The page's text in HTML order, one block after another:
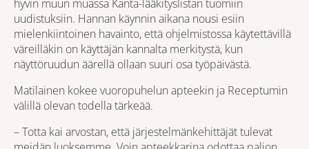
hyvin muun muassa Kanta-lääkityslistan tuomiin
uudistuksiin. Hannan käynnin aikana nousi esiin
mielenkiintoinen havainto, että ohjelmistossa käytettävillä
väreilläkin on käyttäjän kannalta merkitystä, kun
näyttöruudun äärellä ollaan suuri osa työpäivästä.
Matilainen kokee vuoropuhelun apteekin ja Receptumin
välillä olevan todella tärkeää.
– Totta kai arvostan, että järjestelmänkehittäjät tulevat